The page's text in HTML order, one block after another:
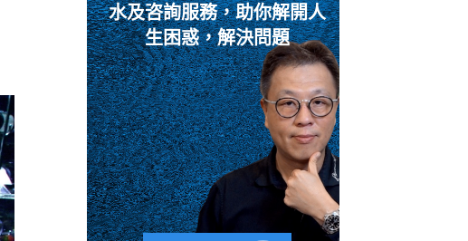
水及咨詢服務，助你解開人
生困惑，解決問題